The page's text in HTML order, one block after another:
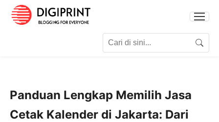
Search
Panduan Lengkap Memilih Jasa
Cetak Kalender di Jakarta: Dari